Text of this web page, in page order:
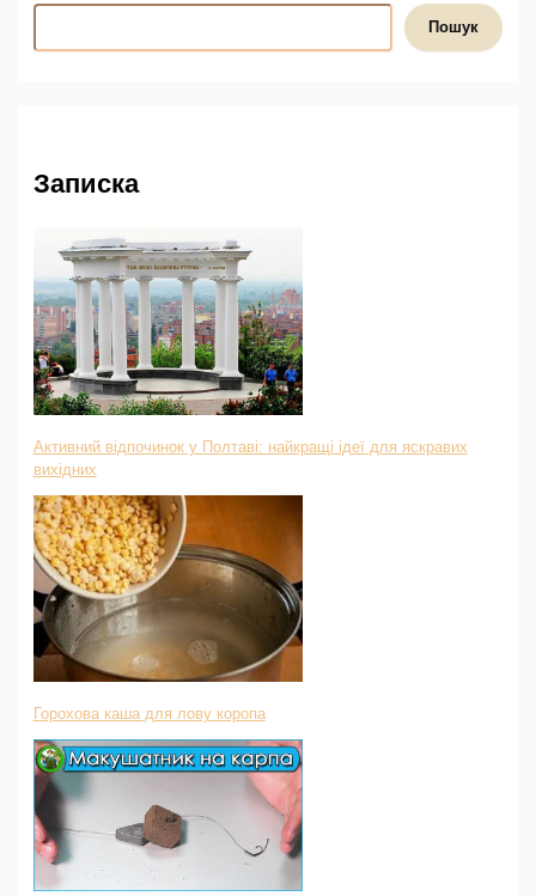
Пошук
Записка
Активний відпочинок у Полтаві: найкращі ідеї для яскравих
вихідних
Горохова каша для лову коропа